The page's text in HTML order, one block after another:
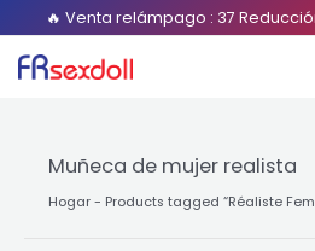
Saltar
contenido
🔥 Venta relámpago : 37
Muñeca de mujer realista
Hogar - Products tagged “Réaliste
por